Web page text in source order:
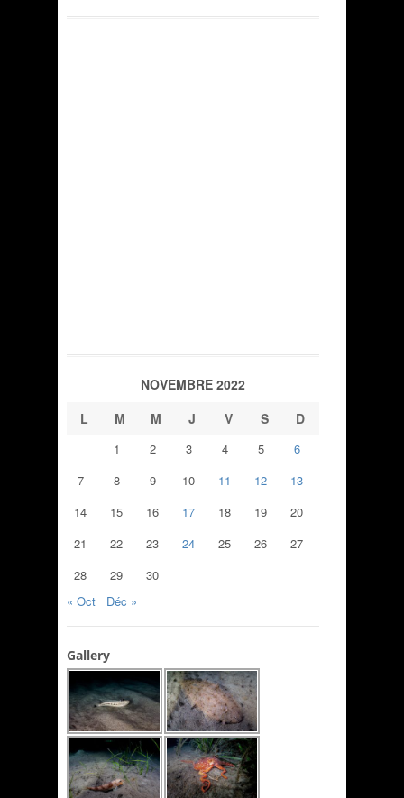
NOVEMBRE 2022
L
M M J V S D
1 2 3 4 5
6
7
8 9 10 11 12
13
14
15 16 17 18 19
20
21
22 23 24 25 26
27
28
29
30
« Oct
Déc »
Gallery